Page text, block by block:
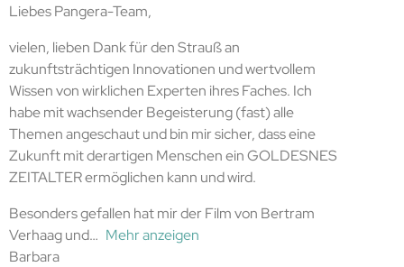
Liebes Pangera-Team,
vielen, lieben Dank für den Strauß an
zukunftsträchtigen Innovationen und wertvollem
Wissen von wirklichen Experten ihres Faches. Ich
habe mit wachsender Begeisterung (fast) alle
Themen angeschaut und bin mir sicher, dass eine
Zukunft mit derartigen Menschen ein GOLDESNES
ZEITALTER ermöglichen kann und wird.
Besonders gefallen hat mir der Film von Bertram
Verhaag und
Mehr anzeigen
Barbara